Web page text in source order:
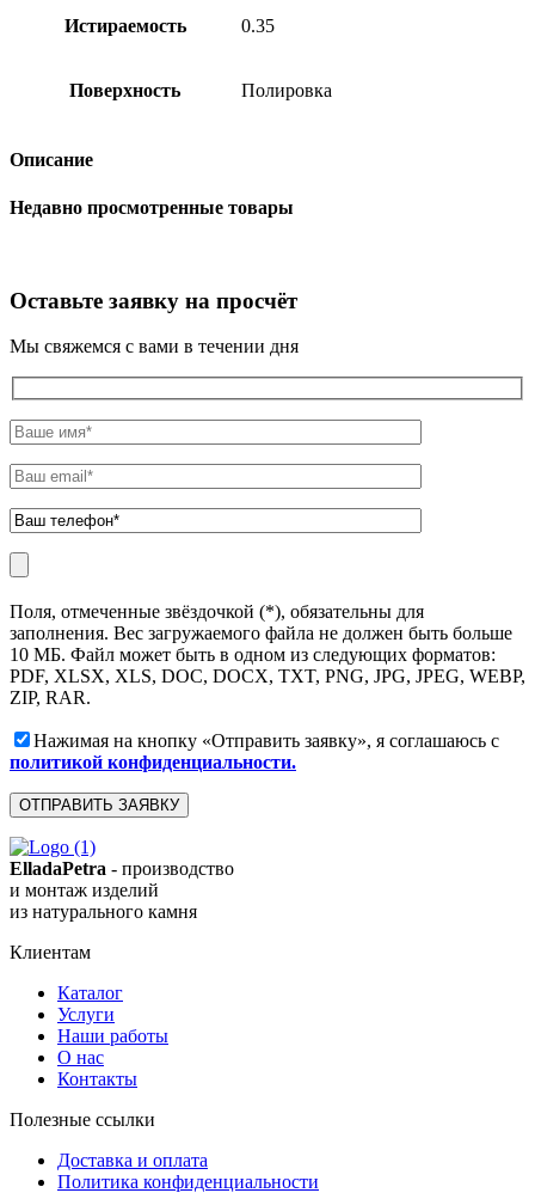
Истираемость 0.35
Поверхность Полировка
Описание
Недавно просмотренные товары
Оставьте заявку на просчёт
Мы свяжемся с вами в течении дня
Поля, отмеченные звёздочкой (*), обязательны для
заполнения. Вес загружаемого файла не должен быть больше
10 МБ. Файл может быть в одном из следующих форматов:
PDF, XLSX, XLS, DOC, DOCX, TXT, PNG, JPG, JPEG, WEBP,
ZIP, RAR.
Нажимая на кнопку «Отправить заявку», я соглашаюсь с
политикой конфиденциальности.
ElladaPetra - производство
и монтаж изделий
из натурального камня
Клиентам
Каталог
Услуги
Наши работы
О нас
Контакты
Полезные ссылки
Доставка и оплата
Политика конфиденциальности